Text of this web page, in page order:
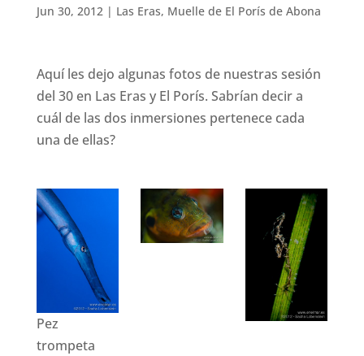
Jun 30, 2012| Las Eras, Muelle de El Porís de Abona
Aquí les dejo algunas fotos de nuestras sesión
del 30 en Las Eras y El Porís. Sabrían decir a
cuál de las dos inmersiones pertenece cada
una de ellas?
Pez
trompeta